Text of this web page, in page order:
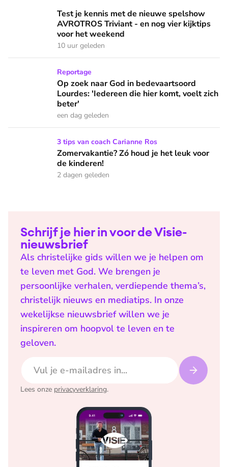
Test je kennis met de nieuwe spelshow AVROTROS
Test je kennis met de nieuwe spelshow
AVROTROS Triviant - en nog vier kijktips
voor het weekend
10 uur geleden
Op zoek naar God in bedevaartsoord Lourdes: 'Iedereen
Reportage
Op zoek naar God in bedevaartsoord
Lourdes: 'Iedereen die hier komt, voelt zich
beter'
een dag geleden
Zomervakantie? Zó houd je het leuk voor de kinderen!
3 tips van coach Carianne Ros
Zomervakantie? Zó houd je het leuk voor
de kinderen!
2 dagen geleden
Schrijf je hier in voor de Visie-
nieuwsbrief
Als christelijke gids willen we je helpen om
te leven met God. We brengen je
persoonlijke verhalen, verdiepende thema’s,
christelijk nieuws en mediatips. In onze
wekelijkse nieuwsbrief willen we je
inspireren om hoopvol te leven en te
geloven.
Lees onze privacyverklaring.